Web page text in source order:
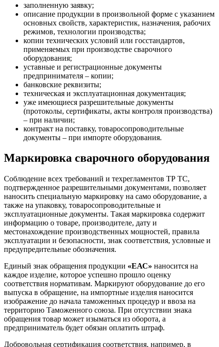
заполненную заявку;
описание продукции в произвольной форме с указанием
основных свойств, характеристик, назначения, рабочих
режимов, технологии производства;
копии технических условий или госстандартов,
применяемых при производстве сварочного
оборудования;
уставные и регистрационные документы
предпринимателя – копии;
банковские реквизиты;
техническая и эксплуатационная документация;
уже имеющиеся разрешительные документы
(протоколы, сертификаты, акты контроля производства)
– при наличии;
контракт на поставку, товаросопроводительные
документы – при импорте оборудования.
Маркировка сварочного оборудования
Соблюдение всех требований и техрегламентов ТР ТС,
подтвержденное разрешительными документами, позволяет
наносить специальную маркировку на само оборудование, а
также на упаковку, товаросопроводительные и
эксплуатационные документы. Такая маркировка содержит
информацию о товаре, производителе, дату и
местонахождение производственных мощностей, правила
эксплуатации и безопасности, знак соответствия, условные и
предупредительные обозначения.
Единый знак обращения продукции «ЕАС» наносится на
каждое изделие, которое успешно прошло оценку
соответствия нормативам. Маркируют оборудование до его
выпуска в обращение, на импортные изделия наносится
изображение до начала таможенных процедур и ввоза на
территорию Таможенного союза. При отсутствии знака
обращения товар может изыматься из оборота, а
предприниматель будет обязан оплатить штраф.
Добровольная сертификация соответствия, например, в